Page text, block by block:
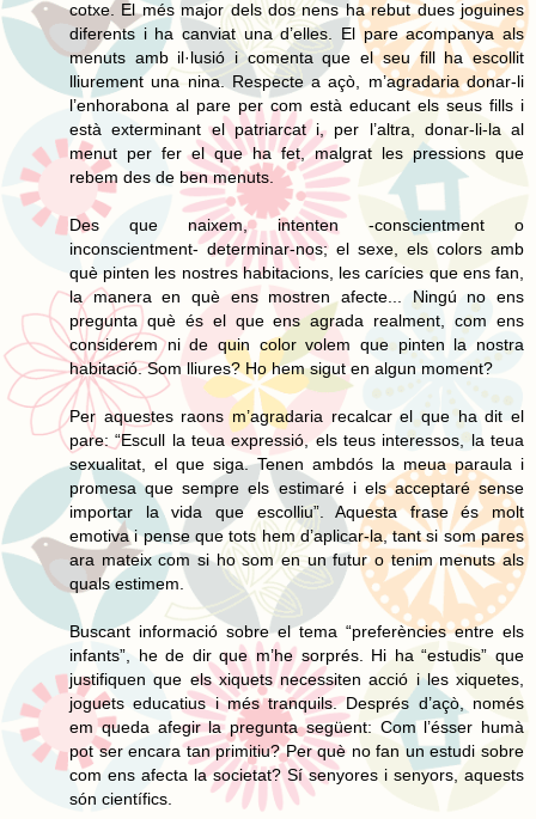
cotxe. El més major dels dos nens ha rebut dues joguines
diferents i ha canviat una d’elles. El pare acompanya als
menuts amb il·lusió i comenta que el seu fill ha escollit
lliurement una nina. Respecte a açò, m’agradaria donar-li
l’enhorabona al pare per com està educant els seus fills i
està exterminant el patriarcat i, per l’altra, donar-li-la al
menut per fer el que ha fet, malgrat les pressions que
rebem des de ben menuts.
Des que naixem, intenten -conscientment o
inconscientment- determinar-nos; el sexe, els colors amb
què pinten les nostres habitacions, les carícies que ens fan,
la manera en què ens mostren afecte... Ningú no ens
pregunta què és el que ens agrada realment, com ens
considerem ni de quin color volem que pinten la nostra
habitació. Som lliures? Ho hem sigut en algun moment?
Per aquestes raons m’agradaria recalcar el que ha dit el
pare: “Escull la teua expressió, els teus interessos, la teua
sexualitat, el que siga. Tenen ambdós la meua paraula i
promesa que sempre els estimaré i els acceptaré sense
importar la vida que escolliu”. Aquesta frase és molt
emotiva i pense que tots hem d’aplicar-la, tant si som pares
ara mateix com si ho som en un futur o tenim menuts als
quals estimem.
Buscant informació sobre el tema “preferències entre els
infants”, he de dir que m’he sorprés. Hi ha “estudis” que
justifiquen que els xiquets necessiten acció i les xiquetes,
joguets educatius i més tranquils. Després d’açò, només
em queda afegir la pregunta següent: Com l’ésser humà
pot ser encara tan primitiu? Per què no fan un estudi sobre
com ens afecta la societat? Sí senyores i senyors, aquests
són científics.